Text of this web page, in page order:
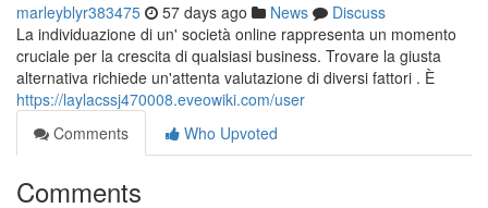
marleyblyr383475 57 days ago News
Discuss
La individuazione di un' società online rappresenta un momento
cruciale per la crescita di qualsiasi business. Trovare la giusta
alternativa richiede un'attenta valutazione di diversi fattori . È
https://laylacssj470008.eveowiki.com/user
Comments
Who Upvoted
Comments